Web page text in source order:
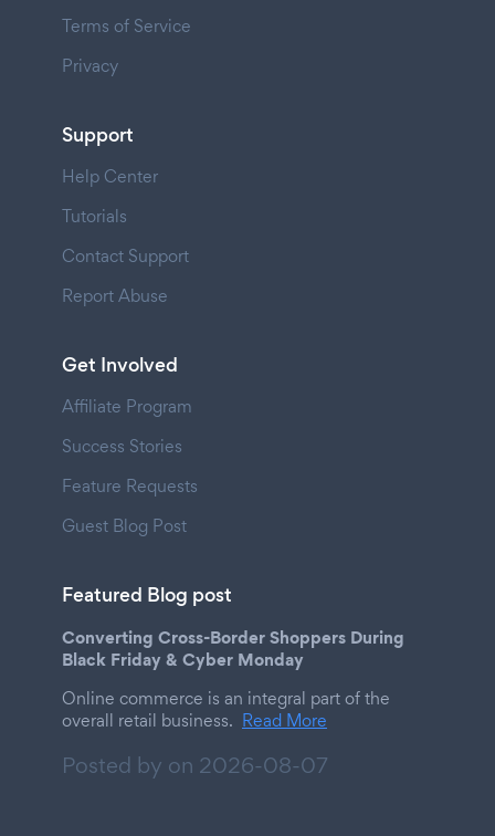
Terms of Service
Privacy
Support
Help Center
Tutorials
Contact Support
Report Abuse
Get Involved
Affiliate Program
Success Stories
Feature Requests
Guest Blog Post
Featured Blog post
Converting Cross-Border Shoppers During
Black Friday & Cyber Monday
Online commerce is an integral part of the
overall retail business. Read More
Posted by on 2026-08-07